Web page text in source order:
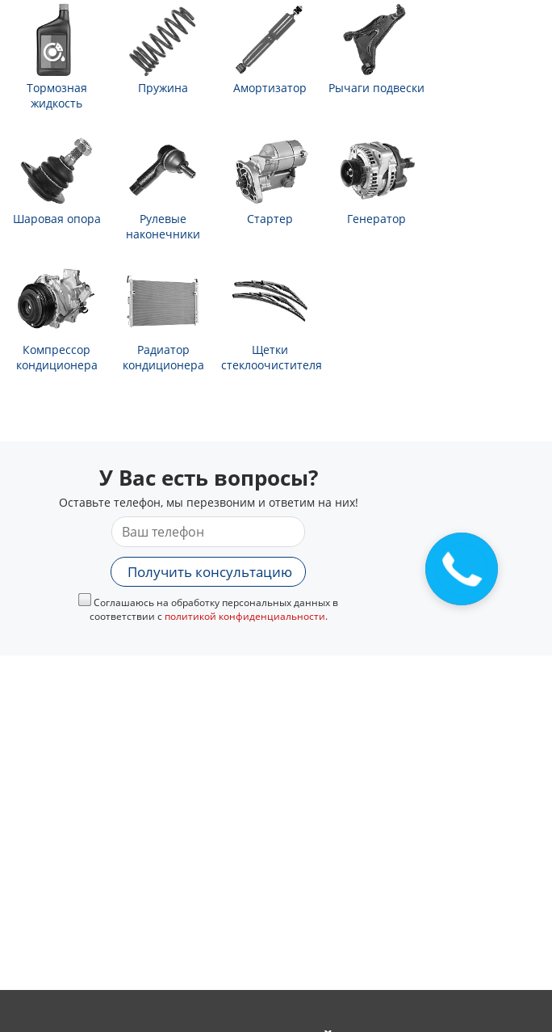
Тормозная
жидкость
Пружина Амортизатор Рычаги подвески
Шаровая опора
Рулевые
наконечники
Стартер Генератор
Компрессор
кондиционера
Радиатор
кондиционера
Щетки
стеклоочистителя
У Вас есть вопросы?
Оставьте телефон, мы перезвоним и ответим на них!
Получить консультацию
Соглашаюсь на обработку персональных данных в
соответствии с политикой конфиденциальности.
Закажите
звонок